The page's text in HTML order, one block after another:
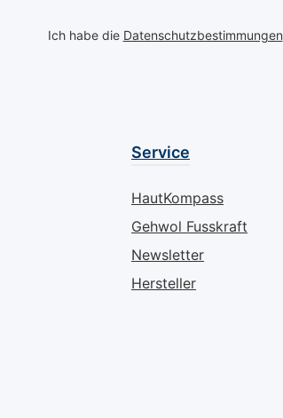
Ich habe die Datenschutzbestimmungen
Service
HautKompass
Gehwol Fusskraft
Newsletter
Hersteller